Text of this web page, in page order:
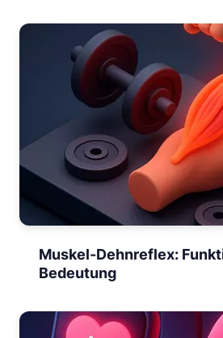
Muskel-Dehnreflex:
Bedeutung